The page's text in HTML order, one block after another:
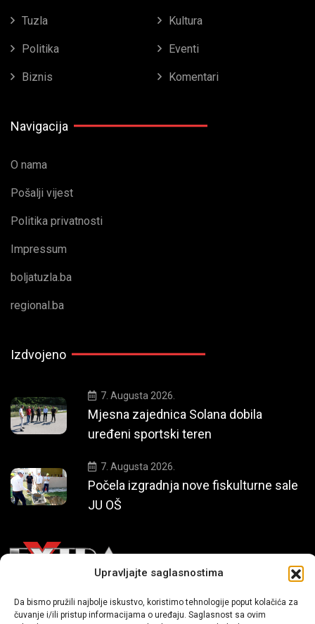
Upravljajte saglasnostima
Da bismo pružili najbolje iskustvo, koristimo tehnologije poput kolačića za
čuvanje i/ili pristup informacijama o uređaju. Saglasnost sa ovim
Tuzla Kultura
Politika Eventi
Biznis Komentari
Navigacija
O nama
Pošalji vijest
Politika privatnosti
Impressum
boljatuzla.ba
regional.ba
Izdvojeno
7. Augusta 2026.
Mjesna zajednica Solana dobila
uređeni sportski teren
7. Augusta 2026.
Počela izgradnja nove fiskulturne sale
JU OŠ
Mi smo moderni portal zabavnog karaktera koji donosi vijesti i